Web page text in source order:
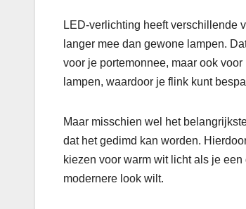
LED-verlichting heeft verschillende
langer mee dan gewone lampen.
voor je portemonnee, maar ook
lampen, waardoor je flink kunt
Maar misschien wel het
dat het gedimd kan worden.
kiezen voor warm wit licht als je
modernere look wilt.